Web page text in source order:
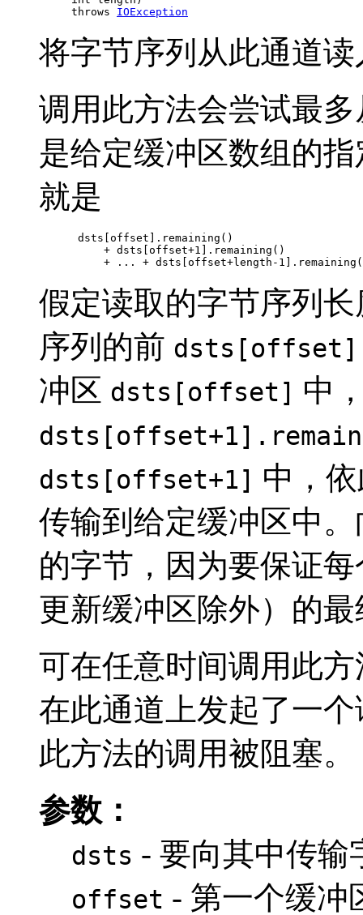
          throws
IOException
将字节序列从此通道
调用此方法会尝试最
是给定缓冲区数组的
就是
dsts[offset].remaining()
     + dsts[offset+1].remaining()
+ ... + dsts[offset+length-
假定读取的字节序列
序列的前
冲区 dsts[offset] 中
dsts[offset+1] 中，
传输到给定缓冲区中
的字节，因为要保证
更新缓冲区除外）的
可在任意时间调用此
在此通道上发起了一
此方法的调用被阻塞。
参数：
dsts - 要向其中传输
offset - 第一个缓冲